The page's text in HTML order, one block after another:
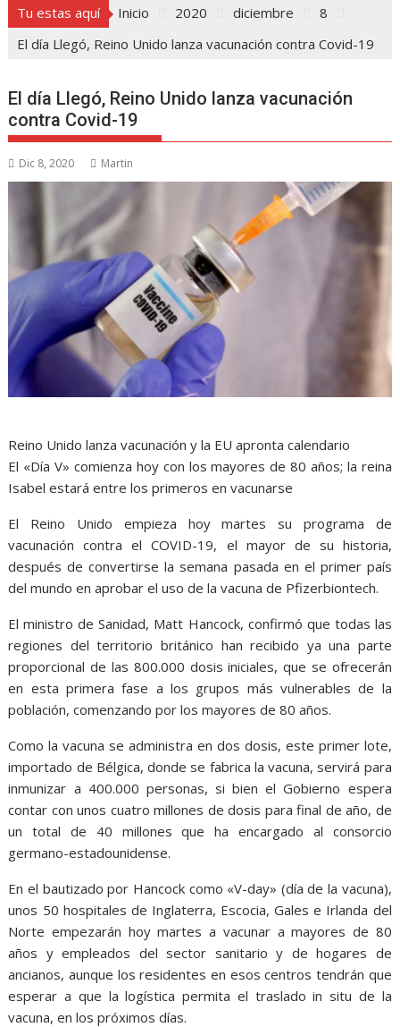
Tu estas aquí Inicio 2020 diciembre
8
El día Llegó, Reino Unido lanza vacunación contra Covid-19
El día Llegó, Reino Unido lanza vacunación
contra Covid-19
Dic 8, 2020 Martin
Reino Unido lanza vacunación y la EU apronta calendario
El «Día V» comienza hoy con los mayores de 80 años; la reina
Isabel estará entre los primeros en vacunarse
El Reino Unido empieza hoy martes su programa de
vacunación contra el COVID-19, el mayor de su historia,
después de convertirse la semana pasada en el primer país
del mundo en aprobar el uso de la vacuna de Pfizerbiontech.
El ministro de Sanidad, Matt Hancock, confirmó que todas las
regiones del territorio británico han recibido ya una parte
proporcional de las 800.000 dosis iniciales, que se ofrecerán
en esta primera fase a los grupos más vulnerables de la
población, comenzando por los mayores de 80 años.
Como la vacuna se administra en dos dosis, este primer lote,
importado de Bélgica, donde se fabrica la vacuna, servirá para
inmunizar a 400.000 personas, si bien el Gobierno espera
contar con unos cuatro millones de dosis para final de año, de
un total de 40 millones que ha encargado al consorcio
germano-estadounidense.
En el bautizado por Hancock como «V-day» (día de la vacuna),
unos 50 hospitales de Inglaterra, Escocia, Gales e Irlanda del
Norte empezarán hoy martes a vacunar a mayores de 80
años y empleados del sector sanitario y de hogares de
ancianos, aunque los residentes en esos centros tendrán que
esperar a que la logística permita el traslado in situ de la
vacuna, en los próximos días.